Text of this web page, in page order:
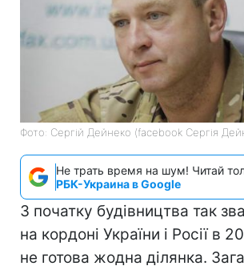
Фото: Сергій Дейнеко (facebook Сергія
Не трать время на шум! Читай
РБК-Украина в Google
З початку будівництва так
на кордоні України і Росії в
не готова жодна ділянка.